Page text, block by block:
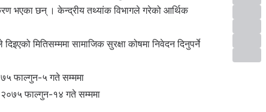
भएका छन् । केन्द्रीय तथ्यांक विभागले गरेको आर्थिक
मितिसम्ममा सामाजिक सुरक्षा कोषमा निवेदन दिनुपर्ने
फाल्गुन-५ गते सम्ममा
२०७५ फाल्गुन-१४ गते सम्ममा